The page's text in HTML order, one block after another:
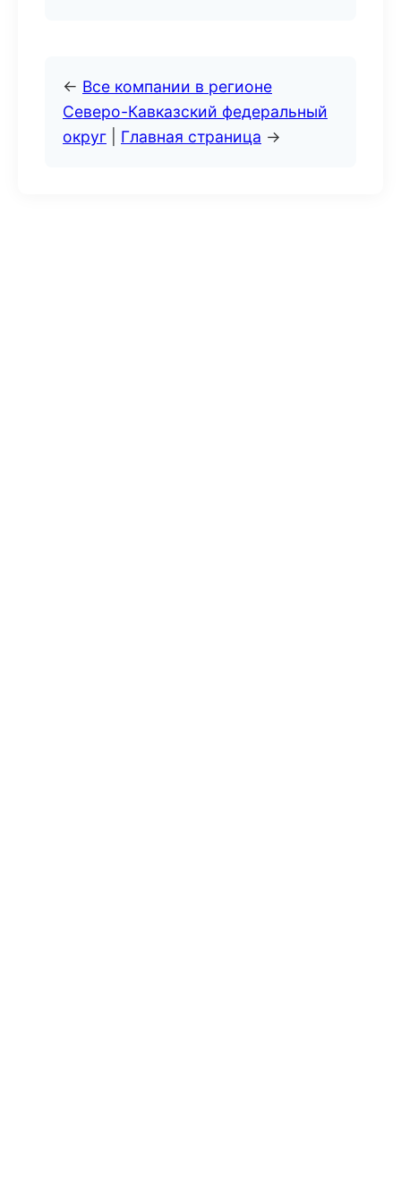
← Все компании в регионе
Северо-Кавказский федеральный
округ
Главная страница →